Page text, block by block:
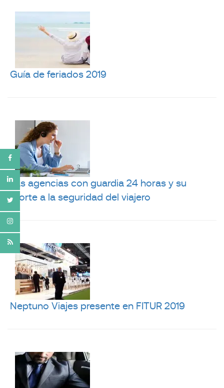
Guía de feriados 2019
Las agencias con guardia 24 horas y su
aporte a la seguridad del viajero
Neptuno Viajes presente en FITUR 2019